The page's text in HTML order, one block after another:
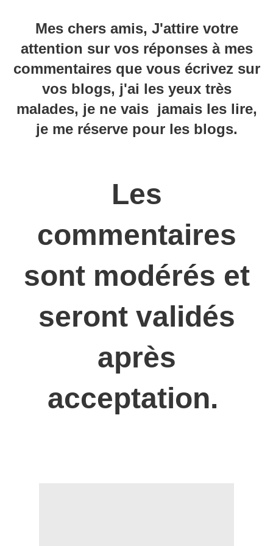
Mes chers amis, J'attire votre
attention sur vos réponses à mes
commentaires que vous écrivez sur
vos blogs, j'ai les yeux très
malades, je ne vais jamais les lire,
je me réserve pour les blogs.
Les
commentaires
sont modérés et
seront validés
après
acceptation.